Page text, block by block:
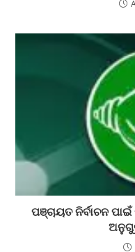
ପଞ୍ଚାୟତ ନିର୍ବାଚନ